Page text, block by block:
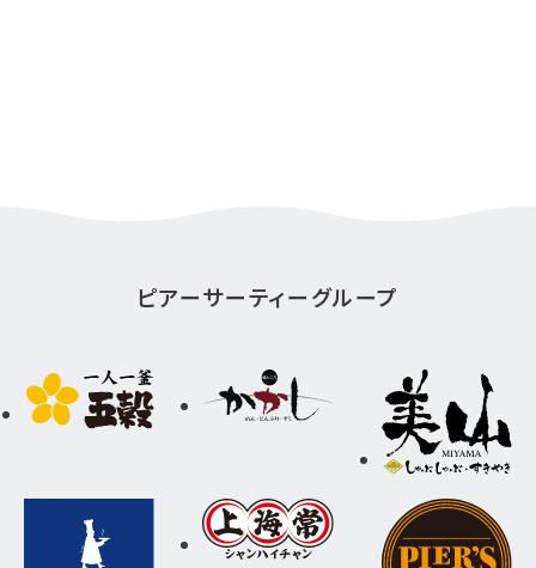
ピアーサーティーグループ